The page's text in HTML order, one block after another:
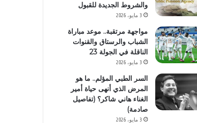
والشروط الجديدة للقبول
3 مايو، 2026
مواجهة مرتقبة.. موعد مباراة
الشباب والرستاق والقنوات
الناقلة في الجولة 23
3 مايو، 2026
السر الطبي المؤلم.. ما هو
المرض الذي أنهى حياة أمير
الغناء هاني شاكر؟ (تفاصيل
صادمة)
3 مايو، 2026